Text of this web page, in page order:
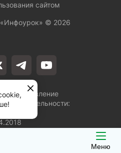
Меню
осуществление
деятельности:
сайтом
© 2026